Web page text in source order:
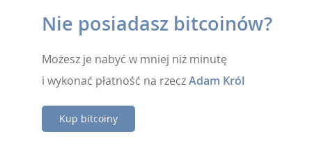
Nie posiadasz bitcoinów?
Możesz je nabyć w mniej niż minutę
i wykonać płatność na rzeczAdam Król
Kup bitcoiny